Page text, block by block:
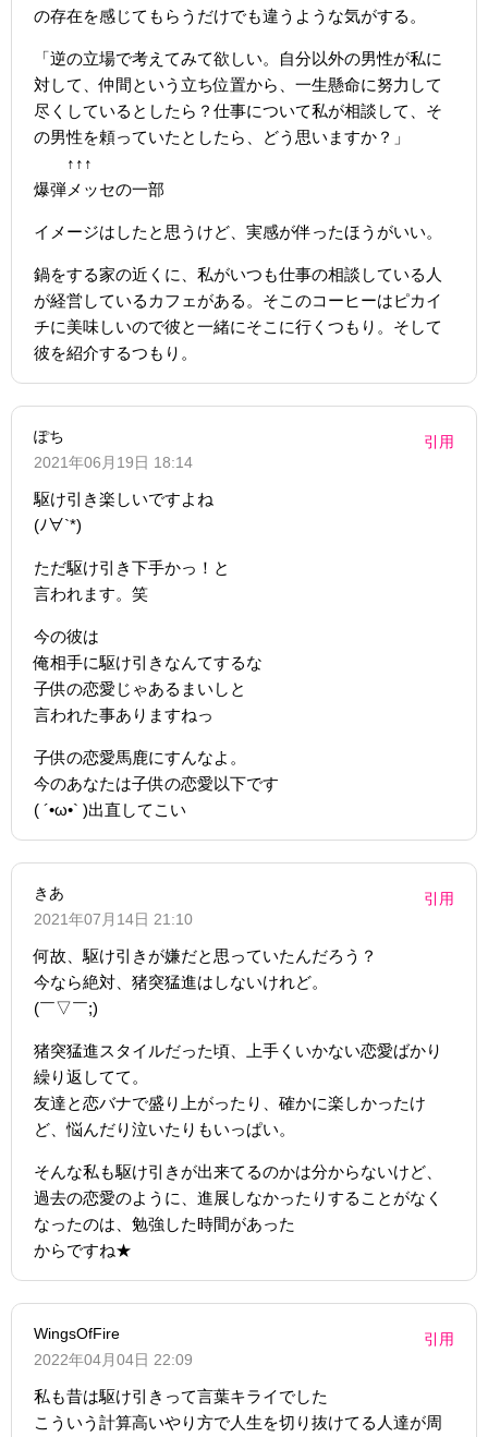
の存在を感じてもらうだけでも違うような気がする。
「逆の立場で考えてみて欲しい。自分以外の男性が私に
対して、仲間という立ち位置から、一生懸命に努力して
尽くしているとしたら？仕事について私が相談して、そ
の男性を頼っていたとしたら、どう思いますか？」
↑↑↑
爆弾メッセの一部
イメージはしたと思うけど、実感が伴ったほうがいい。
鍋をする家の近くに、私がいつも仕事の相談している人
が経営しているカフェがある。そこのコーヒーはピカイ
チに美味しいので彼と一緒にそこに行くつもり。そして
彼を紹介するつもり。
ぽち
2021年06月19日 18:14
引用
駆け引き楽しいですよね
(ﾉ∀`*)
ただ駆け引き下手かっ！と
言われます。笑
今の彼は
俺相手に駆け引きなんてするな
子供の恋愛じゃあるまいしと
言われた事ありますねっ
子供の恋愛馬鹿にすんなよ。
今のあなたは子供の恋愛以下です
( ´•ω•` )出直してこい
きあ
2021年07月14日 21:10
引用
何故、駆け引きが嫌だと思っていたんだろう？
今なら絶対、猪突猛進はしないけれど。
(￣▽￣;)
猪突猛進スタイルだった頃、上手くいかない恋愛ばかり
繰り返してて。
友達と恋バナで盛り上がったり、確かに楽しかったけ
ど、悩んだり泣いたりもいっぱい。
そんな私も駆け引きが出来てるのかは分からないけど、
過去の恋愛のように、進展しなかったりすることがなく
なったのは、勉強した時間があった
からですね★
WingsOfFire
2022年04月04日 22:09
引用
私も昔は駆け引きって言葉キライでした
こういう計算高いやり方で人生を切り抜けてる人達が周